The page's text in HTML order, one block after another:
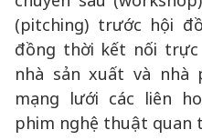
(pitching) trước hội
đồng thời kết nối trực
nhà sản xuất và
mạng lưới các liên
phim nghệ thuật quan